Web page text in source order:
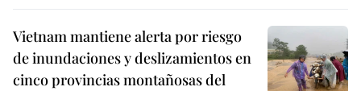
Vietnam mantiene alerta por riesgo
de inundaciones y deslizamientos en
cinco provincias montañosas del